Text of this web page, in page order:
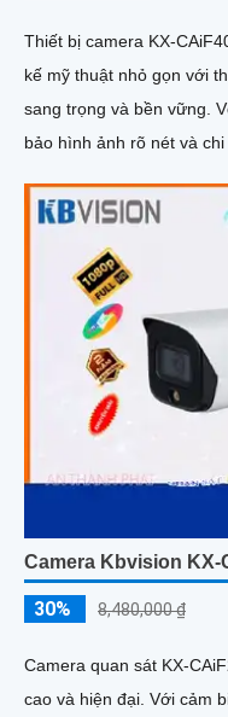
Thiết bị camera KX-
kế mỹ thuật nhỏ gọn với
sang trọng và bền vững. Với độ phân giải Ultra 2k, camera đảm
bảo hình ảnh rõ nét và chi
Camera Kbvision KX-
30% 8,480,000 ₫
Camera quan sát KX-
cao và hiện đại. Với cảm biến CMOS Progressive Scan, camera